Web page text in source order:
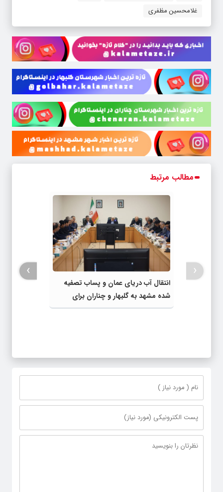
غلامحسین مظفری
مطالب مرتبط
انتقال آب دریای عمان و پساب تصفیه
شده مشهد به گلبهار و چناران برای
مصارف صنعتی و کشاورزی | لزوم تسریع
‹
›